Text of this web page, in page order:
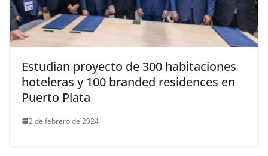
Estudian proyecto de 300 habitaciones
hoteleras y 100 branded residences en
Puerto Plata
2 de febrero de 2024